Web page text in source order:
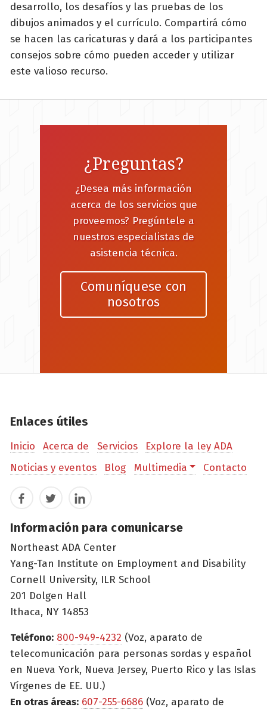
desarrollo, los desafíos y las pruebas de los
dibujos animados y el currículo. Compartirá cómo
se hacen las caricaturas y dará a los participantes
consejos sobre cómo pueden acceder y utilizar
este valioso recurso.
¿Preguntas?
¿Desea más información
acerca de los servicios que
proveemos? Pregúntele a
nuestros especialistas de
asistencia técnica.
Comuníquese con
nosotros
Enlaces útiles
Inicio Acerca de Servicios
Explore la ley ADA
Noticias y eventos
Blog Multimedia Contacto
FacebookTwitterLinkedIn
Información para comunicarse
Northeast ADA Center
Yang-Tan Institute on Employment and Disability
Cornell University, ILR School
201 Dolgen Hall
Ithaca, NY 14853
Teléfono: 800-949-4232 (Voz, aparato de
telecomunicación para personas sordas y español
en Nueva York, Nueva Jersey, Puerto Rico y las Islas
Vírgenes de EE. UU.)
En otras áreas: 607-255-6686 (Voz, aparato de